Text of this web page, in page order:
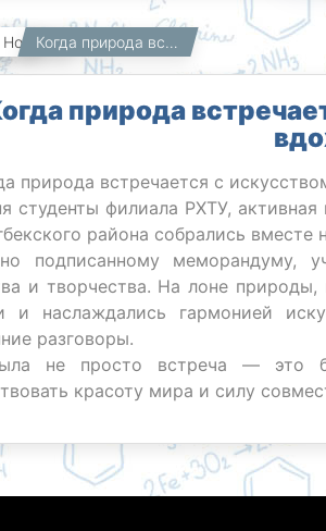
Работникам Новости Когда природа встречается с искусством — рождается вдохновение.
природа
природа встречается с
студенты филиала РХТУ,
района собрались
подписанному меморандуму,
и творчества. На лоне
и наслаждались гармонией
разговоры.
не просто встреча — это
красоту мира и силу